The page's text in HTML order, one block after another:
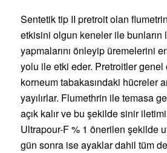
Sentetik tip II pretroit olan
etkisini olgun keneler ile bunların
yapmalarını önleyip üremelerini
yolu ile etki eder. Pretroitler
korneum tabakasındaki hücreler
yayılırlar. Flumethrin ile temasa
açık kalır ve bu şekilde sinir
Ultrapour-F % 1 önerilen şekilde
gün sonra ise ayaklar dahil tüm